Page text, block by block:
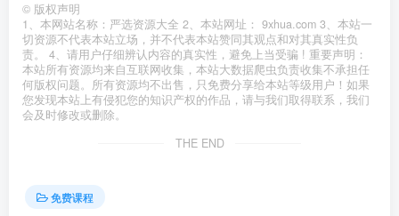
© 版权声明
1、本网站名称：严选资源大全 2、本站网址： 9xhua.com 3、本站一
切资源不代表本站立场，并不代表本站赞同其观点和对其真实性负
责。 4、请用户仔细辨认内容的真实性，避免上当受骗 ! 重要声明：
本站所有资源均来自互联网收集，本站大数据爬虫负责收集不承担任
何版权问题。所有资源均不出售，只免费分享给本站等级用户！如果
您发现本站上有侵犯您的知识产权的作品，请与我们取得联系，我们
会及时修改或删除。
THE END
免费课程